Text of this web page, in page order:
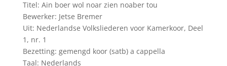
Titel: Ain boer wol noar zien noaber tou
Bewerker: Jetse Bremer
Uit: Nederlandse Volksliederen voor Kamerkoor, Deel
1, nr. 1
Bezetting: gemengd koor (satb) a cappella
Taal: Nederlands